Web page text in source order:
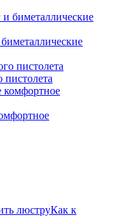
пистолета
Как к